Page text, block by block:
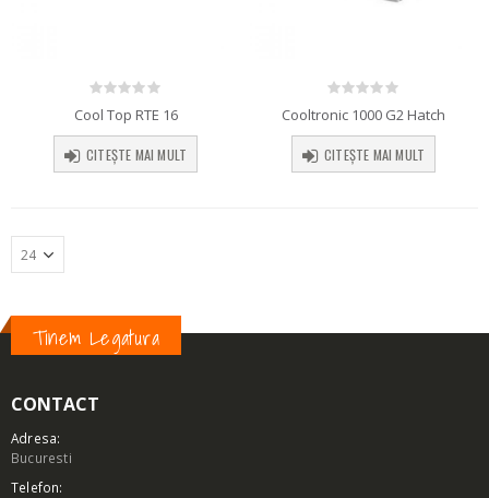
out of 5
Cool Top RTE 16
CITEȘTE MAI MULT
out of 5
Cooltronic 1000 G2 Hatch
CITEȘTE MAI MULT
Tinem Legatura
CONTACT
Adresa:
Bucuresti
Telefon: